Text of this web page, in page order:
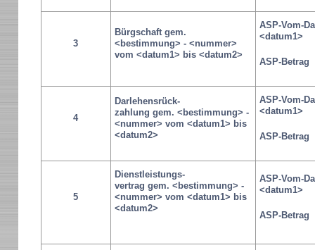
3
Bürgschaft gem.
<bestimmung> - <nummer>
vom <datum1> bis <datum2>
ASP-Vom-
<datum1>
ASP-Betrag
4
Darlehensrück-
zahlung gem. <bestimmung> -
<nummer> vom <datum1> bis
<datum2>
ASP-Vom-
<datum1>
ASP-Betrag
5
Dienstleistungs-
vertrag gem. <bestimmung> -
<nummer> vom <datum1> bis
<datum2>
ASP-Vom-
<datum1>
ASP-Betrag